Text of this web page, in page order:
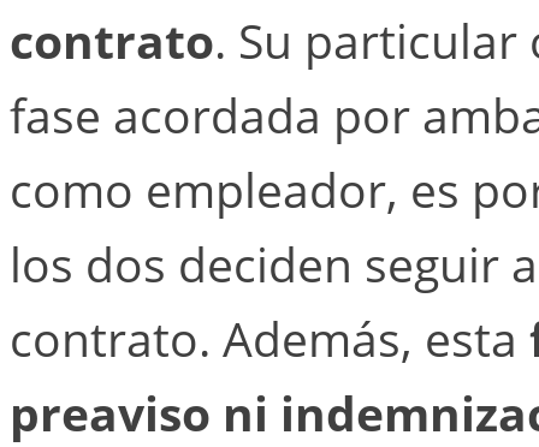
contrato. Su particular
fase acordada por
como empleador, es
los dos deciden seguir
contrato. Además, esta
preaviso ni